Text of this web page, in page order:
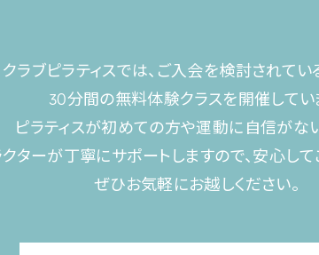
クラブピラティスでは、ご入会を検討されて
30分間の無料体験クラスを開催してい
ピラティスが初めての方や運動に自信がな
クターが丁寧にサポートしますので、安心して
ぜひお気軽にお越しください。